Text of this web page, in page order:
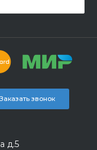
Заказать звонок
д.5